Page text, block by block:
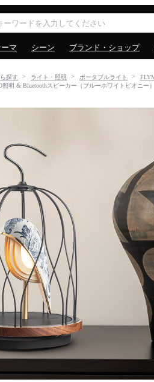
ーマ シーン ブランド・ショップ
探す ライト・照明 ポータブルライト
明 & Bluetoothスピーカー（ブルーホワイトピオニー）